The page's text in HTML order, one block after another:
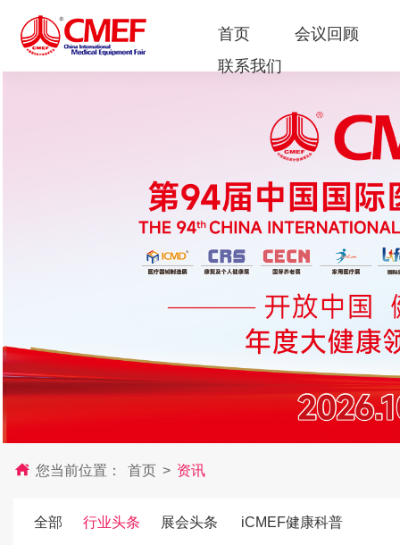
首页
会议回顾
联系我们
您当前位置： 首页 > 资讯
全部 行业头条 展会头条 iCMEF健康科普